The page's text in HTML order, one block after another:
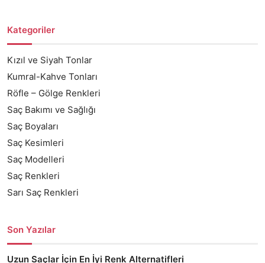
Kategoriler
Kızıl ve Siyah Tonlar
Kumral-Kahve Tonları
Röfle – Gölge Renkleri
Saç Bakımı ve Sağlığı
Saç Boyaları
Saç Kesimleri
Saç Modelleri
Saç Renkleri
Sarı Saç Renkleri
Son Yazılar
Uzun Saçlar İçin En İyi Renk Alternatifleri